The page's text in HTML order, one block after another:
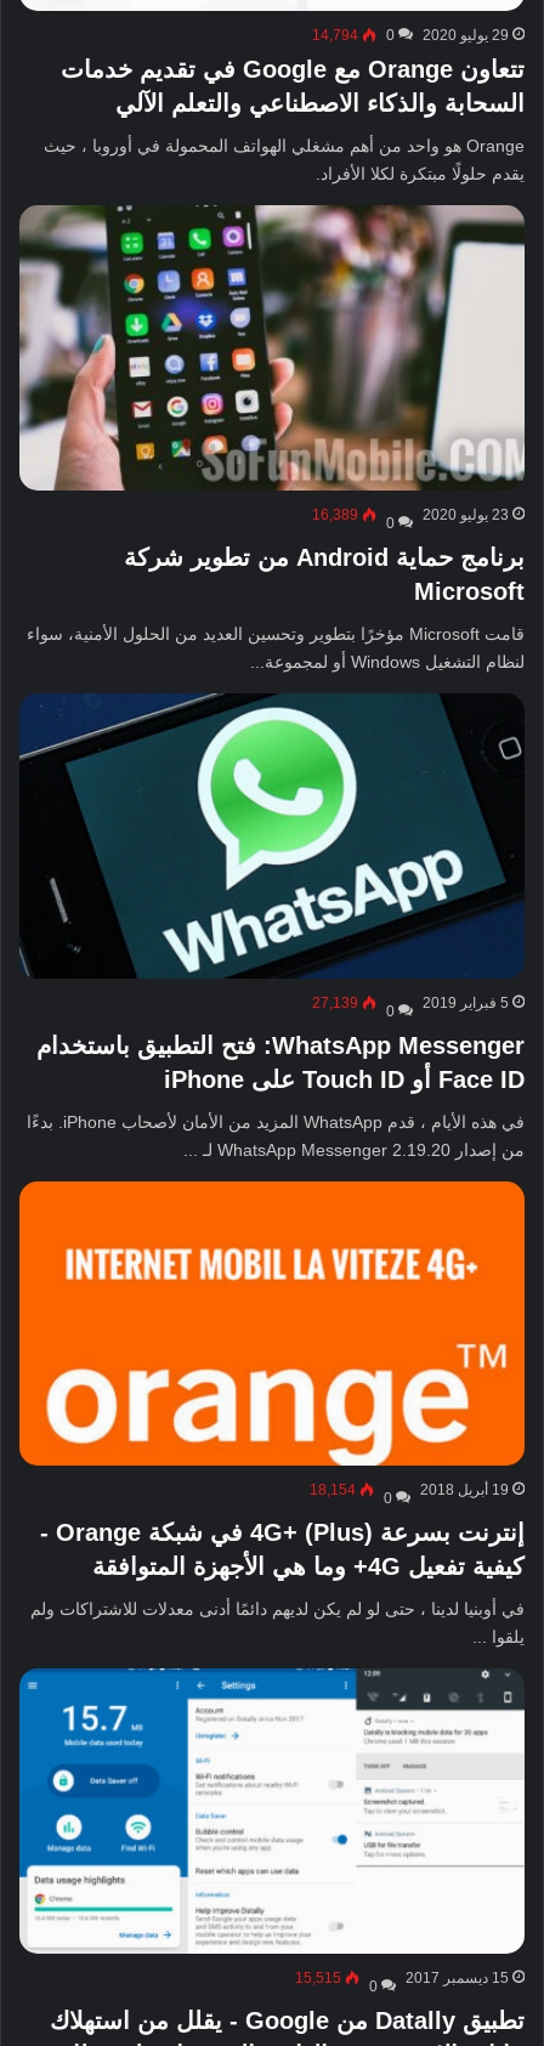
29 يوليو 2020 0
14,794
تتعاون Orange مع Google في تقديم خدمات
السحابة والذكاء الاصطناعي والتعلم الآلي
Orange هو واحد من أهم مشغلي الهواتف المحمولة في أوروبا ، حيث
يقدم حلولًا مبتكرة لكلا الأفراد.
23 يوليو 2020 0
16,389
برنامج حماية Android من تطوير شركة
Microsoft
قامت Microsoft مؤخرًا بتطوير وتحسين العديد من الحلول الأمنية، سواء
لنظام التشغيل Windows أو لمجموعة...
5 فبراير 2019 0
27,139
WhatsApp Messenger: فتح التطبيق باستخدام
Face ID أو Touch ID على iPhone
في هذه الأيام ، قدم WhatsApp المزيد من الأمان لأصحاب iPhone. بدءًا
من إصدار WhatsApp Messenger 2.19.20 لـ ...
19 أبريل 2018 0
18,154
إنترنت بسرعة 4G+ (Plus) في شبكة Orange -
كيفية تفعيل 4G+ وما هي الأجهزة المتوافقة
في أوبنيا لدينا ، حتى لو لم يكن لديهم دائمًا أدنى معدلات للاشتراكات ولم
يلقوا ...
15 ديسمبر 2017 0
15,515
تطبيق Datally من Google - يقلل من استهلاك